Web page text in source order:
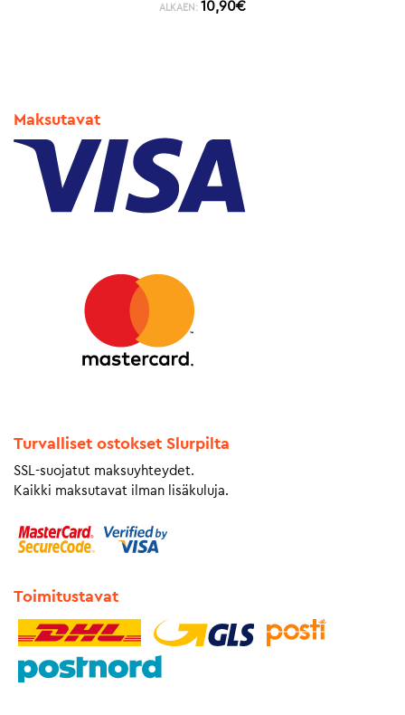
ALKAEN: 10,90€
Maksutavat
Turvalliset ostokset Slurpilta
SSL-suojatut maksuyhteydet.
Kaikki maksutavat ilman lisäkuluja.
Toimitustavat